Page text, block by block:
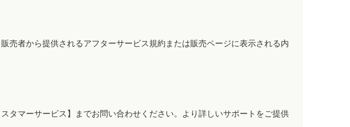
売者から提供されるアフターサービス規約または販売ページに表示される内
タマーサービス】までお問い合わせください。より詳しいサポートをご提供